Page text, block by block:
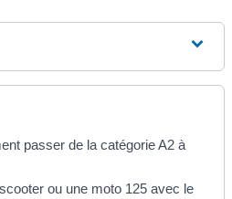
passer de la catégorie A2 à
ou une moto 125 avec le